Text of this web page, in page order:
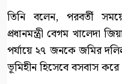
তিনি বলেন, পরবর্তী
প্রধানমন্ত্রী বেগম খালেদা
পর্যায়ে ২৭ জনকে জমির
ভূমিহীন হিসেবে বসবাস